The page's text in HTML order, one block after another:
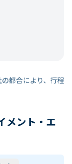
都合により、行程
メント・エ